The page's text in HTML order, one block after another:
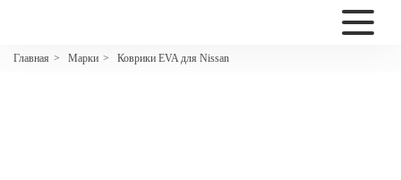
Главная > Марки > Коврики EVA для Nissan
2200